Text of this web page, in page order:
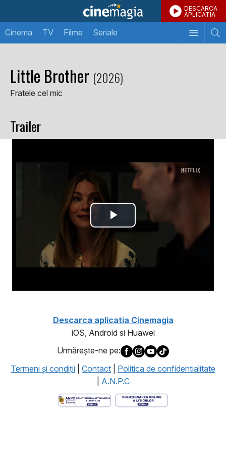
DESCARCA
APLICATIA
Cinema TV Filme Seriale
Little Brother (2026)
Fratele cel mic
Trailer
Descarca aplicatia Cinemagia
iOS, Android si Huawei
Urmăreşte-ne pe:
Termeni şi condiţii
Contact
Politica de confidentialitate
A.N.P.C